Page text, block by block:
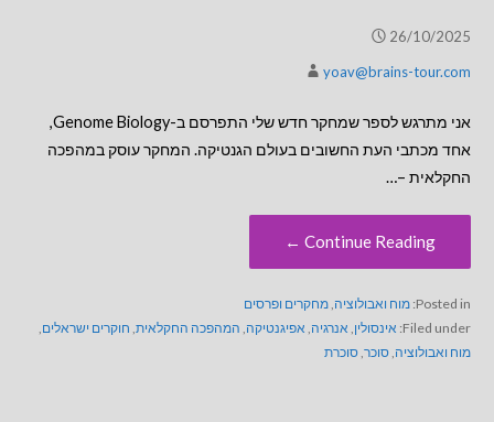
26/10/2025
yoav@brains-tour.com
אני מתרגש לספר שמחקר חדש שלי התפרסם ב-Genome Biology,
אחד מכתבי העת החשובים בעולם הגנטיקה. המחקר עוסק במהפכה
החקלאית –…
Continue Reading ←
Posted in: מוח ואבולוציה,מחקרים ופרסים
Filed under: אינסולין, אנרגיה, אפיגנטיקה, המהפכה החקלאית, חוקרים ישראלים,
מוח ואבולוציה,סוכר,סוכרת